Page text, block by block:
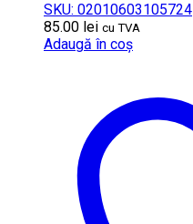
SKU: 02010603105724
85.00 lei cu TVA
Adaugă în coș